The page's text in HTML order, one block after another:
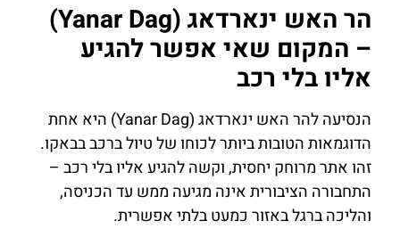
הר האש ינארדאג (Yanar Dag)
– המקום שאי אפשר להגיע
אליו בלי רכב
הנסיעה להר האש ינארדאג (Yanar Dag) היא אחת
הדוגמאות הטובות ביותר לכוחו של טיול ברכב בבאקו.
זהו אתר מרוחק יחסית, וקשה להגיע אליו בלי רכב –
התחבורה הציבורית אינה מגיעה ממש עד הכניסה,
והליכה ברגל באזור כמעט בלתי אפשרית.